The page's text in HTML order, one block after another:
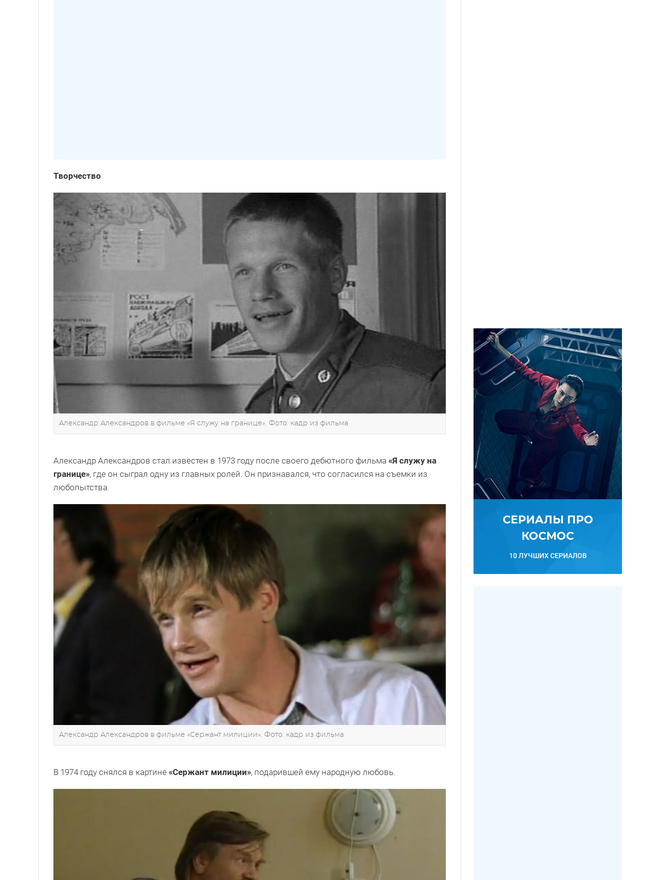
Творчество
Александр Александров в фильме «Я служу на границе». Фото: кадр из фильма
Александр Александров стал известен в 1973 году после своего дебютного фильма «Я служу на
границе», где он сыграл одну из главных ролей. Он признавался, что согласился на съемки из
любопытства.
Александр Александров в фильме «Сержант милиции». Фото: кадр из фильма
В 1974 году снялся в картине «Сержант милиции», подарившей ему народную любовь.
СЕРИАЛЫ ПРО
КОСМОС
10 ЛУЧШИХ СЕРИАЛОВ